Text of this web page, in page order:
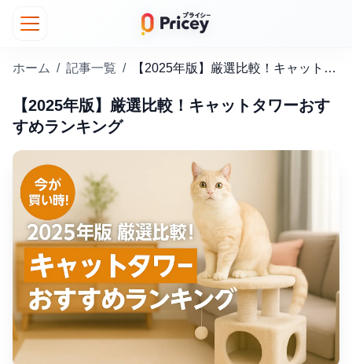
ホーム / 記事一覧 / 【2025年版】厳選比較！キャットタワーおすすめランキング
【2025年版】厳選比較！キャットタワーおす
すめランキング